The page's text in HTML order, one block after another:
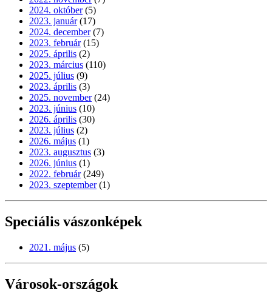
2024. október (5)
2023. január (17)
2024. december (7)
2023. február (15)
2025. április (2)
2023. március (110)
2025. július (9)
2023. április (3)
2025. november (24)
2023. június (10)
2026. április (30)
2023. július (2)
2026. május (1)
2023. augusztus (3)
2026. június (1)
2022. február (249)
2023. szeptember (1)
Speciális vászonképek
2021. május (5)
Városok-országok